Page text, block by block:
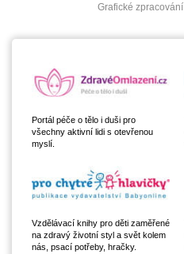
Grafické zpracování
Portál péče o tělo i duši pro
všechny aktivní lidi s otevřenou
myslí.
Vzdělávací knihy pro děti zaměřené
na zdravý životní styl a svět kolem
nás, psací potřeby, hračky.